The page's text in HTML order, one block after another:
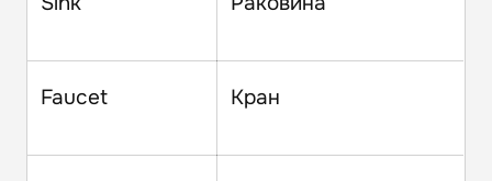
Faucet Кран